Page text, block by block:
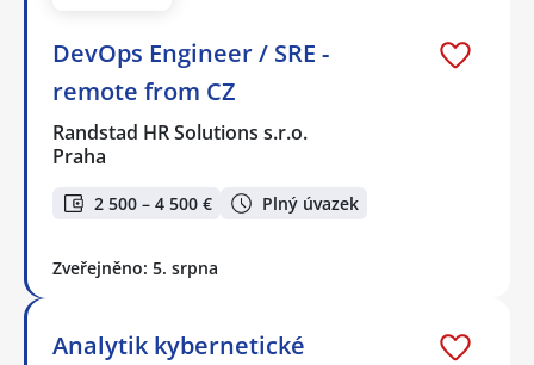
DevOps Engineer / SRE -
remote from CZ
Randstad HR Solutions s.r.o.
Praha
2 500 – 4 500 € Plný úvazek
Zveřejněno: 5. srpna
Analytik kybernetické